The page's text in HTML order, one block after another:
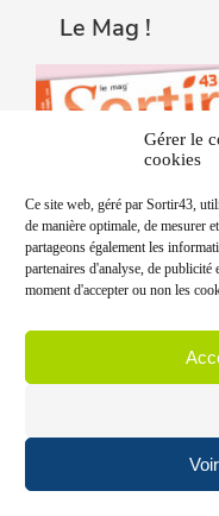
Gérer le
cookies
Ce site web, géré par Sortir43,
de manière optimale, de mesurer
partageons également les
partenaires d'analyse, de
moment d'accepter ou non les
Le Mag !